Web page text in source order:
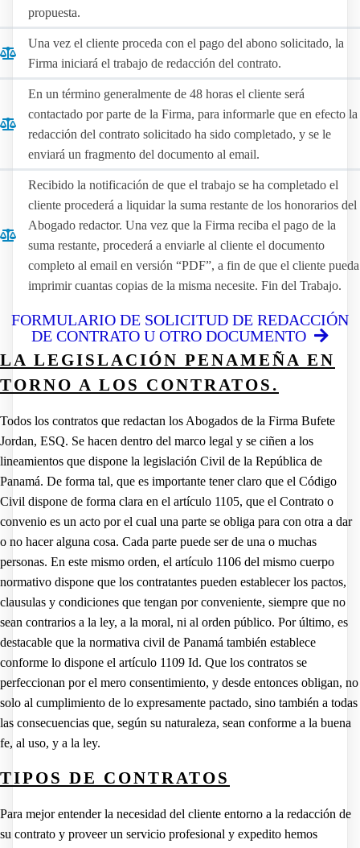
propuesta.
Una vez el cliente proceda con el pago del abono solicitado, la
Firma iniciará el trabajo de redacción del contrato.
En un término generalmente de 48 horas el cliente será
contactado por parte de la Firma, para informarle que en efecto la
redacción del contrato solicitado ha sido completado, y se le
enviará un fragmento del documento al email.
Recibido la notificación de que el trabajo se ha completado el
cliente procederá a liquidar la suma restante de los honorarios del
Abogado redactor. Una vez que la Firma reciba el pago de la
suma restante, procederá a enviarle al cliente el documento
completo al email en versión “PDF”, a fin de que el cliente pueda
imprimir cuantas copias de la misma necesite. Fin del Trabajo.
FORMULARIO DE SOLICITUD DE REDACCIÓN
DE CONTRATO U OTRO DOCUMENTO
LA LEGISLACIÓN PENAMEÑA EN
TORNO A LOS CONTRATOS.
Todos los contratos que redactan los Abogados de la Firma Bufete
Jordan, ESQ. Se hacen dentro del marco legal y se ciñen a los
lineamientos que dispone la legislación Civil de la República de
Panamá. De forma tal, que es importante tener claro que el Código
Civil dispone de forma clara en el artículo 1105, que el Contrato o
convenio es un acto por el cual una parte se obliga para con otra a dar
o no hacer alguna cosa. Cada parte puede ser de una o muchas
personas. En este mismo orden, el artículo 1106 del mismo cuerpo
normativo dispone que los contratantes pueden establecer los pactos,
clausulas y condiciones que tengan por conveniente, siempre que no
sean contrarios a la ley, a la moral, ni al orden público. Por último, es
destacable que la normativa civil de Panamá también establece
conforme lo dispone el artículo 1109 Id. Que los contratos se
perfeccionan por el mero consentimiento, y desde entonces obligan, no
solo al cumplimiento de lo expresamente pactado, sino también a todas
las consecuencias que, según su naturaleza, sean conforme a la buena
fe, al uso, y a la ley.
TIPOS DE CONTRATOS
Para mejor entender la necesidad del cliente entorno a la redacción de
su contrato y proveer un servicio profesional y expedito hemos